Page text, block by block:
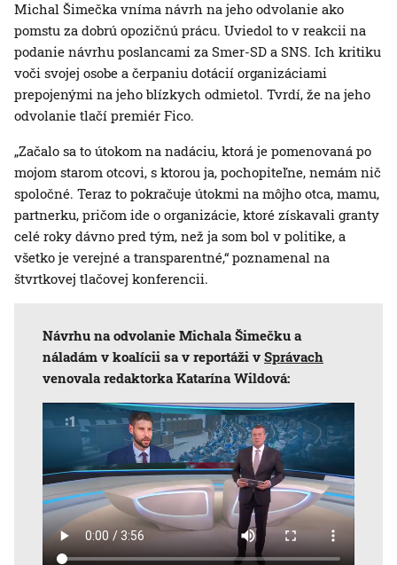
Michal Šimečka vníma návrh na jeho odvolanie ako
pomstu za dobrú opozičnú prácu. Uviedol to v reakcii na
podanie návrhu poslancami za Smer-SD a SNS. Ich kritiku
voči svojej osobe a čerpaniu dotácií organizáciami
prepojenými na jeho blízkych odmietol. Tvrdí, že na jeho
odvolanie tlačí premiér Fico.
„Začalo sa to útokom na nadáciu, ktorá je pomenovaná po
mojom starom otcovi, s ktorou ja, pochopiteľne, nemám nič
spoločné. Teraz to pokračuje útokmi na môjho otca, mamu,
partnerku, pričom ide o organizácie, ktoré získavali granty
celé roky dávno pred tým, než ja som bol v politike, a
všetko je verejné a transparentné,“ poznamenal na
štvrtkovej tlačovej konferencii.
Návrhu na odvolanie Michala Šimečku a
náladám v koalícii sa v reportáži v Správach
venovala redaktorka Katarína Wildová: